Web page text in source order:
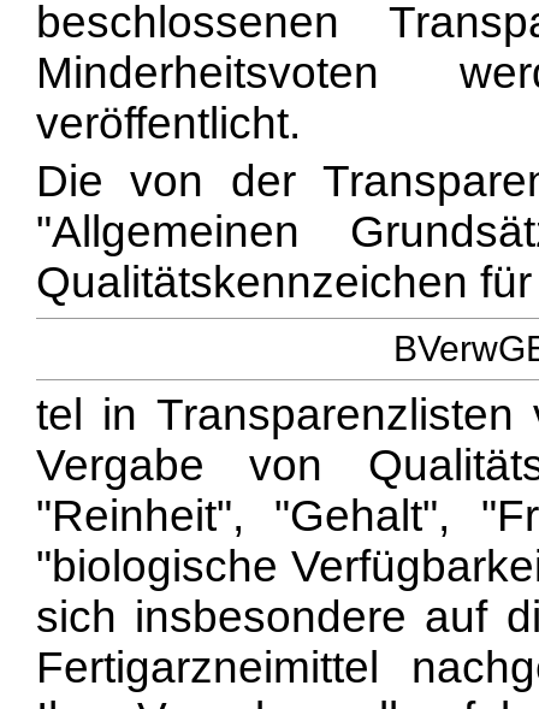
beschlossenen
Minderheitsvoten
veröffentlicht.
Die von der
"Allgemeinen
Qualitätskennzeichen
tel in
Vergabe von
"Reinheit", "Gehalt",
"biologische
sich insbesondere auf
Fertigarzneimittel